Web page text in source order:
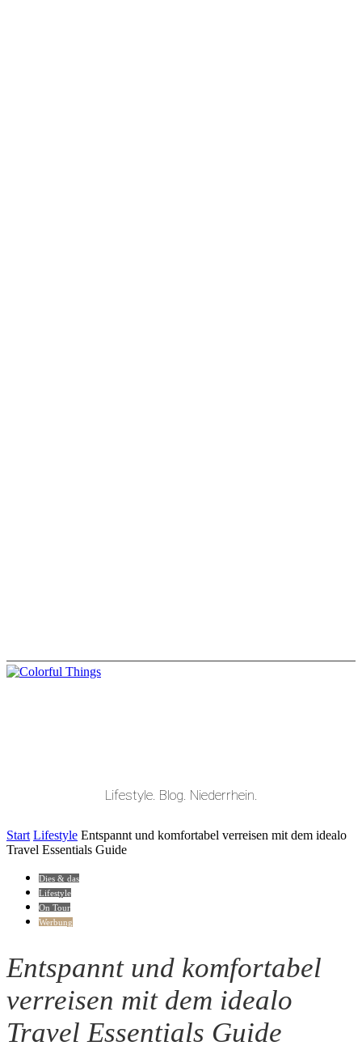
Lifestyle. Blog. Niederrhein.
Start Lifestyle Entspannt und komfortabel verreisen mit dem idealo
Travel Essentials Guide
Dies & das
Lifestyle
On Tour
Werbung
Entspannt und komfortabel
verreisen mit dem idealo
Travel Essentials Guide